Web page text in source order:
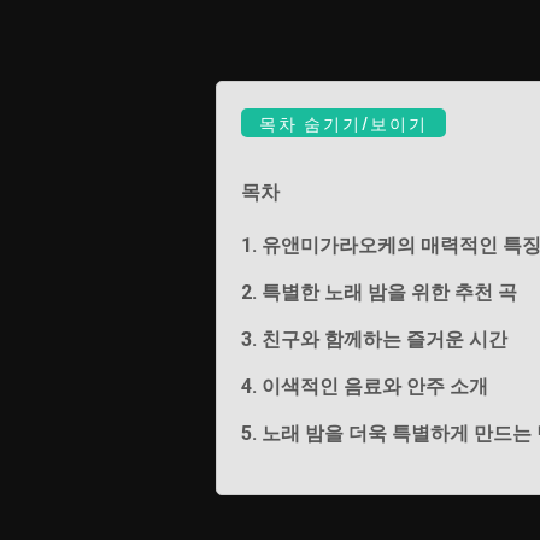
목차 숨기기/보이기
목차
1. 유앤미가라오케의 매력적인 특징
2. 특별한 노래 밤을 위한 추천 곡
3. 친구와 함께하는 즐거운 시간
4. 이색적인 음료와 안주 소개
5. 노래 밤을 더욱 특별하게 만드는